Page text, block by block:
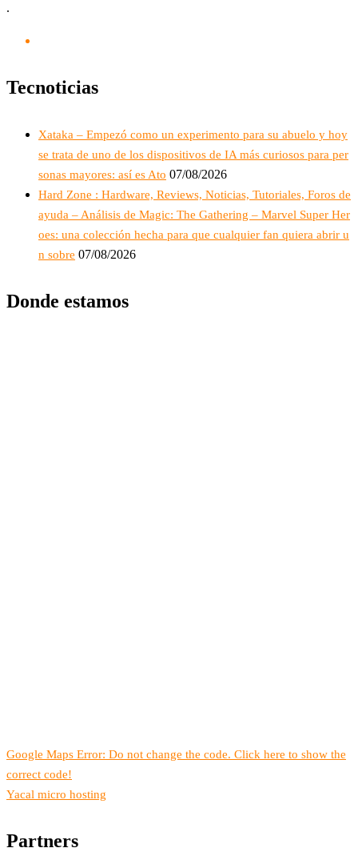
.
Tecnoticias
Xataka – Empezó como un experimento para su abuelo y hoy
se trata de uno de los dispositivos de IA más curiosos para per
sonas mayores: así es Ato 07/08/2026
Hard Zone : Hardware, Reviews, Noticias, Tutoriales, Foros de
ayuda – Análisis de Magic: The Gathering – Marvel Super Her
oes: una colección hecha para que cualquier fan quiera abrir u
n sobre 07/08/2026
Donde estamos
Google Maps Error: Do not change the code. Click here to show the
correct code!
Yacal micro hosting
Partners